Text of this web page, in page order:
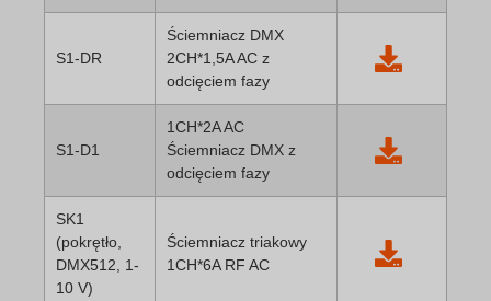
S1-DR
Ściemniacz DMX
2CH*1,5A AC z
odcięciem fazy
S1-D1
1CH*2A AC
Ściemniacz DMX z
odcięciem fazy
SK1
(pokrętło,
DMX512, 1-
10 V)
Ściemniacz triakowy
1CH*6A RF AC